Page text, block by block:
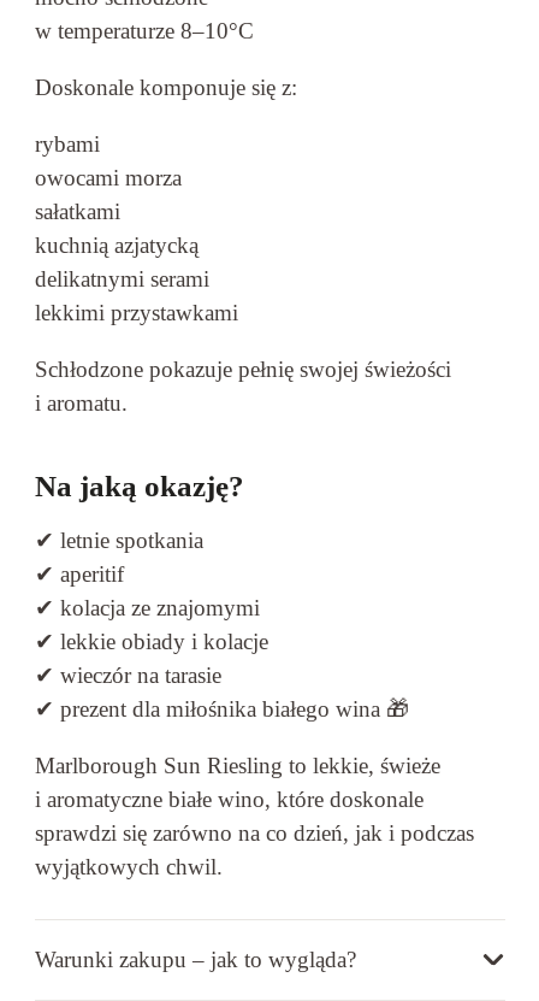
w temperaturze 8–10°C
Doskonale komponuje się z:
rybami
owocami morza
sałatkami
kuchnią azjatycką
delikatnymi serami
lekkimi przystawkami
Schłodzone pokazuje pełnię swojej świeżości
i aromatu.
Na jaką okazję?
✔ letnie spotkania
✔ aperitif
✔ kolacja ze znajomymi
✔ lekkie obiady i kolacje
✔ wieczór na tarasie
✔ prezent dla miłośnika białego wina 🎁
Marlborough Sun Riesling to lekkie, świeże
i aromatyczne białe wino, które doskonale
sprawdzi się zarówno na co dzień, jak i podczas
wyjątkowych chwil.
Warunki zakupu – jak to wygląda?